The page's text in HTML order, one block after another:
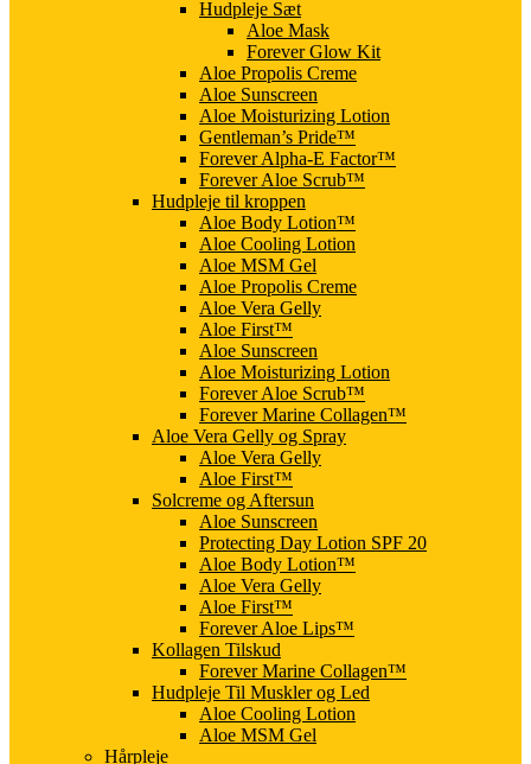
Hudpleje Sæt
Aloe Mask
Forever Glow Kit
Aloe Propolis Creme
Aloe Sunscreen
Aloe Moisturizing Lotion
Gentleman’s Pride™
Forever Alpha-E Factor™
Forever Aloe Scrub™
Hudpleje til kroppen
Aloe Body Lotion™
Aloe Cooling Lotion
Aloe MSM Gel
Aloe Propolis Creme
Aloe Vera Gelly
Aloe First™
Aloe Sunscreen
Aloe Moisturizing Lotion
Forever Aloe Scrub™
Forever Marine Collagen™
Aloe Vera Gelly og Spray
Aloe Vera Gelly
Aloe First™
Solcreme og Aftersun
Aloe Sunscreen
Protecting Day Lotion SPF 20
Aloe Body Lotion™
Aloe Vera Gelly
Aloe First™
Forever Aloe Lips™
Kollagen Tilskud
Forever Marine Collagen™
Hudpleje Til Muskler og Led
Aloe Cooling Lotion
Aloe MSM Gel
Hårpleje